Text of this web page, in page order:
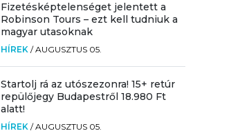
Fizetésképtelenséget jelentett a
Robinson Tours – ezt kell tudniuk a
magyar utasoknak
HÍREK /AUGUSZTUS 05.
Startolj rá az utószezonra! 15+ retúr
repülőjegy Budapestről 18.980 Ft
alatt!
HÍREK /AUGUSZTUS 05.